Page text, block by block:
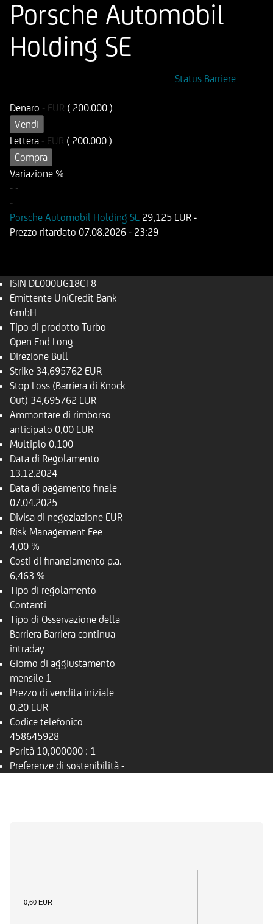
Porsche Automobil
Holding SE
Status Barriere
Denaro - EUR ( 200.000 )
Vendi
Lettera - EUR ( 200.000 )
Compra
Variazione %
- -
-
Porsche Automobil Holding SE 29,125 EUR -
Prezzo ritardato 07.08.2026 - 23:29
ISIN DE000UG18CT8
Emittente UniCredit Bank
GmbH
Tipo di prodotto Turbo
Open End Long
Direzione Bull
Strike 34,695762 EUR
Stop Loss (Barriera di Knock
Out) 34,695762 EUR
Ammontare di rimborso
anticipato 0,00 EUR
Multiplo 0,100
Data di Regolamento
13.12.2024
Data di pagamento finale
07.04.2025
Divisa di negoziazione EUR
Risk Management Fee
4,00 %
Costi di finanziamento p.a.
6,463 %
Tipo di regolamento
Contanti
Tipo di Osservazione della
Barriera Barriera continua
intraday
Giorno di aggiustamento
mensile 1
Prezzo di vendita iniziale
0,20 EUR
Codice telefonico
458645928
Parità 10,000000 : 1
Preferenze di sostenibilità -
0,60 EUR